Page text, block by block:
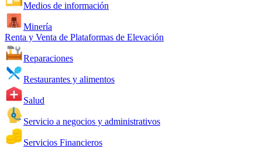
Medios de información
Minería
Renta y Venta de Plataformas de Elevación
Reparaciones
Restaurantes y alimentos
Salud
Servicio a negocios y administrativos
Servicios Financieros